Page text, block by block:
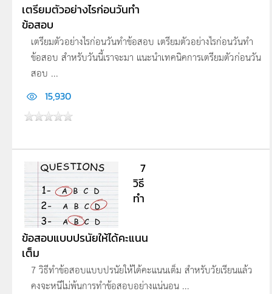
เตรียมตัวอย่างไรก่อนวันทำ
ข้อสอบ
เตรียมตัวอย่างไรก่อนวันทำข้อสอบ เตรียมตัวอย่างไรก่อนวันทำ
ข้อสอบ สำหรับวันนี้เราจะมา แนะนำเทคนิคการเตรียมตัวก่อนวัน
สอบ ...
15,930
7
วิธี
ทำ
ข้อสอบแบบปรนัยให้ได้คะแนน
เต็ม
7 วิธีทำข้อสอบแบบปรนัยให้ได้คะแนนเต็ม สำหรับวัยเรียนแล้ว
คงจะหนีไม่พ้นการทำข้อสอบอย่างแน่นอน ...